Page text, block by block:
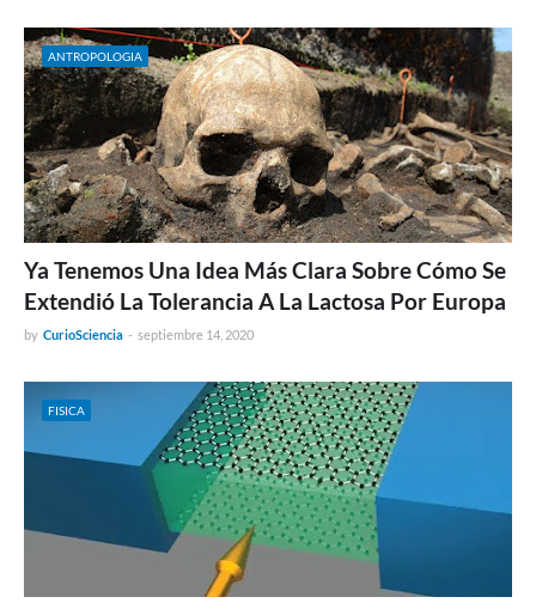
ANTROPOLOGIA
Ya Tenemos Una Idea Más Clara Sobre Cómo Se
Extendió La Tolerancia A La Lactosa Por Europa
by CurioSciencia - septiembre 14, 2020
FISICA